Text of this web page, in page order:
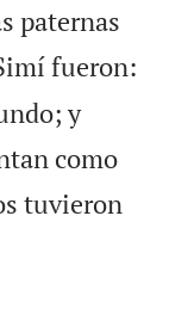
paternas
fueron:
y
como
tuvieron